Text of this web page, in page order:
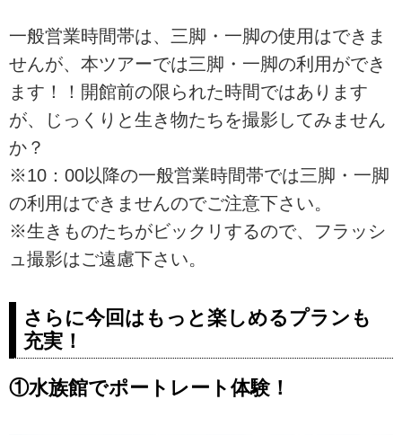
一般営業時間帯は、三脚・一脚の使用はできま
せんが、本ツアーでは三脚・一脚の利用ができ
ます！！開館前の限られた時間ではあります
が、じっくりと生き物たちを撮影してみません
か？
※10：00以降の一般営業時間帯では三脚・一脚
の利用はできませんのでご注意下さい。
※生きものたちがビックリするので、フラッシ
ュ撮影はご遠慮下さい。
さらに今回はもっと楽しめるプランも
充実！
①水族館でポートレート体験！